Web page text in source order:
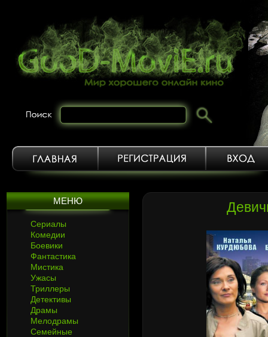
МЕНЮ
Сериалы
Комедии
Боевики
Фантастика
Мистика
Ужасы
Триллеры
Детективы
Драмы
Мелодрамы
Семейные